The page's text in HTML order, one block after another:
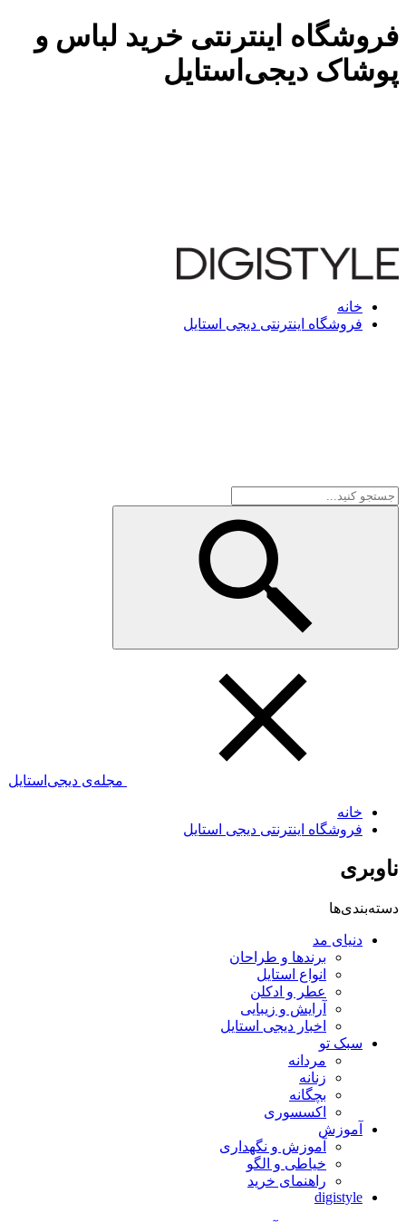
فروشگاه اینترنتی خرید لباس و
پوشاک دیجی‌استایل
خانه
فروشگاه اینترنتی دیجی استایل
مجله‌ی دیجی‌استایل
خانه
فروشگاه اینترنتی دیجی استایل
ناوبری
دسته‌بندی‌ها
دنیای مد
برندها و طراحان
انواع استایل
عطر و ادکلن
آرایش و زیبایی
اخبار دیجی استایل
سبک تو
مردانه
زنانه
بچگانه
اکسسوری
آموزش
آموزش و نگهداری
خیاطی و الگو
راهنمای خرید
digistyle